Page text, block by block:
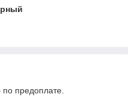
по предоплате.